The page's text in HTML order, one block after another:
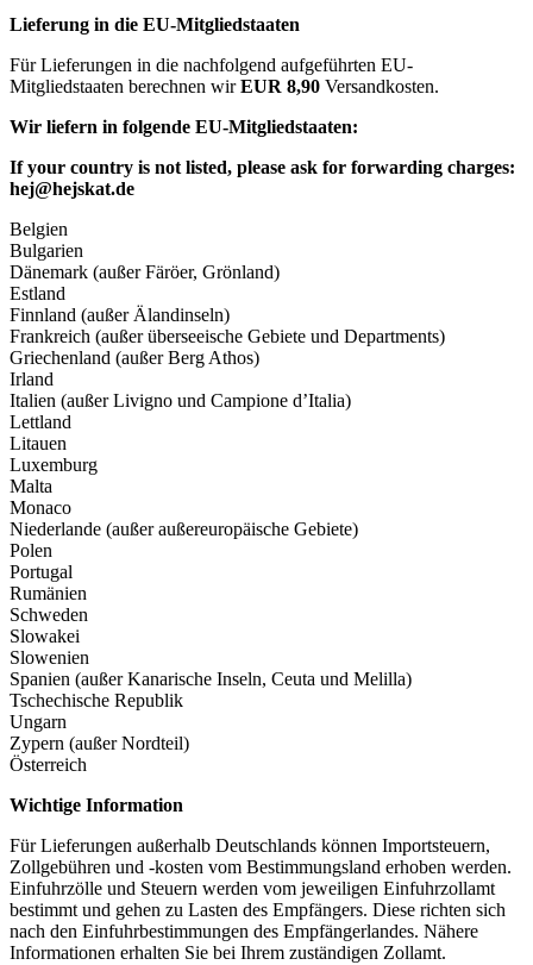
Lieferung in die EU-Mitgliedstaaten
Für Lieferungen in die nachfolgend aufgeführten EU-
Mitgliedstaaten berechnen wirEUR 8,90 Versandkosten.
Wir liefern in folgende EU-Mitgliedstaaten:
If your country is not listed, please ask for forwarding charges:
hej@hejskat.de
Belgien
Bulgarien
Dänemark (außer Färöer, Grönland)
Estland
Finnland (außer Älandinseln)
Frankreich (außer überseeische Gebiete und Departments)
Griechenland (außer Berg Athos)
Irland
Italien (außer Livigno und Campione d’Italia)
Lettland
Litauen
Luxemburg
Malta
Monaco
Niederlande (außer außereuropäische Gebiete)
Polen
Portugal
Rumänien
Schweden
Slowakei
Slowenien
Spanien (außer Kanarische Inseln, Ceuta und Melilla)
Tschechische Republik
Ungarn
Zypern (außer Nordteil)
Österreich
Wichtige Information
Für Lieferungen außerhalb Deutschlands können Importsteuern,
Zollgebühren und -kosten vom Bestimmungsland erhoben werden.
Einfuhrzölle und Steuern werden vom jeweiligen Einfuhrzollamt
bestimmt und gehen zu Lasten des Empfängers. Diese richten sich
nach den Einfuhrbestimmungen des Empfängerlandes. Nähere
Informationen erhalten Sie bei Ihrem zuständigen Zollamt.